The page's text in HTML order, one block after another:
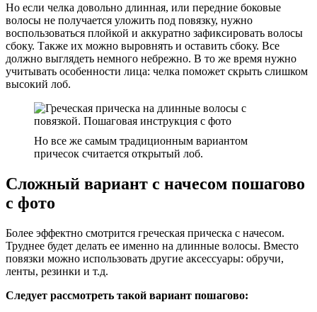
Но если челка довольно длинная, или передние боковые
волосы не получается уложить под повязку, нужно
воспользоваться плойкой и аккуратно зафиксировать волосы
сбоку. Также их можно выровнять и оставить сбоку. Все
должно выглядеть немного небрежно. В то же время нужно
учитывать особенности лица: челка поможет скрыть слишком
высокий лоб.
Но все же самым традиционным вариантом
причесок считается открытый лоб.
Сложный вариант с начесом пошагово
с фото
Более эффектно смотрится греческая прическа с начесом.
Труднее будет делать ее именно на длинные волосы. Вместо
повязки можно использовать другие аксессуары: обручи,
ленты, резинки и т.д.
Следует рассмотреть такой вариант пошагово: